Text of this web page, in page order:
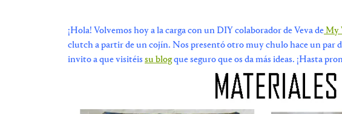
¡Hola! Volvemos hoy a la carga con un DIY colaborador de Veva deMy
clutch a partir de un cojín. Nos presentó otro muy chulo hace un par
invito a que visitéis su blogque seguro que os da más ideas. ¡Hasta